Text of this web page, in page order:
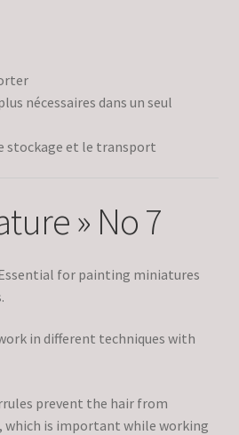
nécessaires dans un seul
stockage et le transport
» No 7
for painting miniatures
in different techniques with
prevent the hair from
is important while working